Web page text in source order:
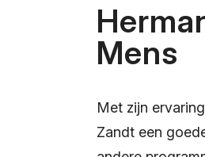
Mens
Met zijn
Zandt een